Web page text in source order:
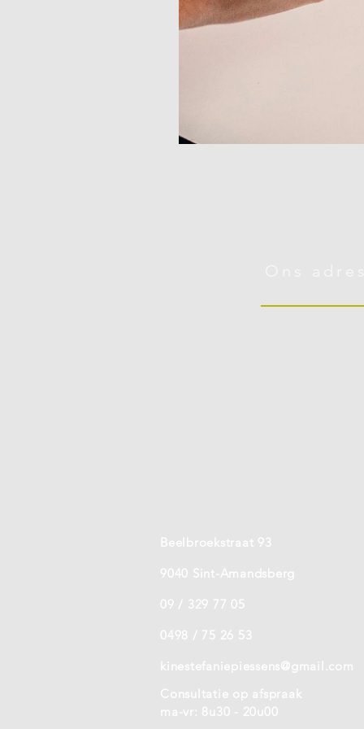
Beelbroekstraat 93
9040 Sint-Amandsberg
09 / 329 77 05
0498 / 75 26 53
kinestefaniepiessens@gmail.com
Consultatie op afspraak
ma-vr: 8u30 - 20u00